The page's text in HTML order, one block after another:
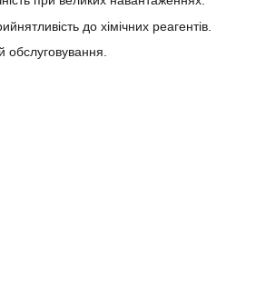
до хімічних реагентів.
обслуговування.